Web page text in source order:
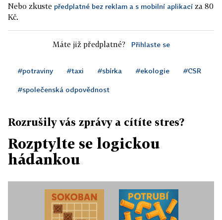
Nebo zkuste předplatné bez reklam a s mobilní aplikací za 80
Kč.
Máte již předplatné? Přihlaste se
#potraviny #taxi #sbírka #ekologie #CSR
#společenská odpovědnost
Rozrušily vás zprávy a cítíte stres?
Rozptylte se logickou
hádankou